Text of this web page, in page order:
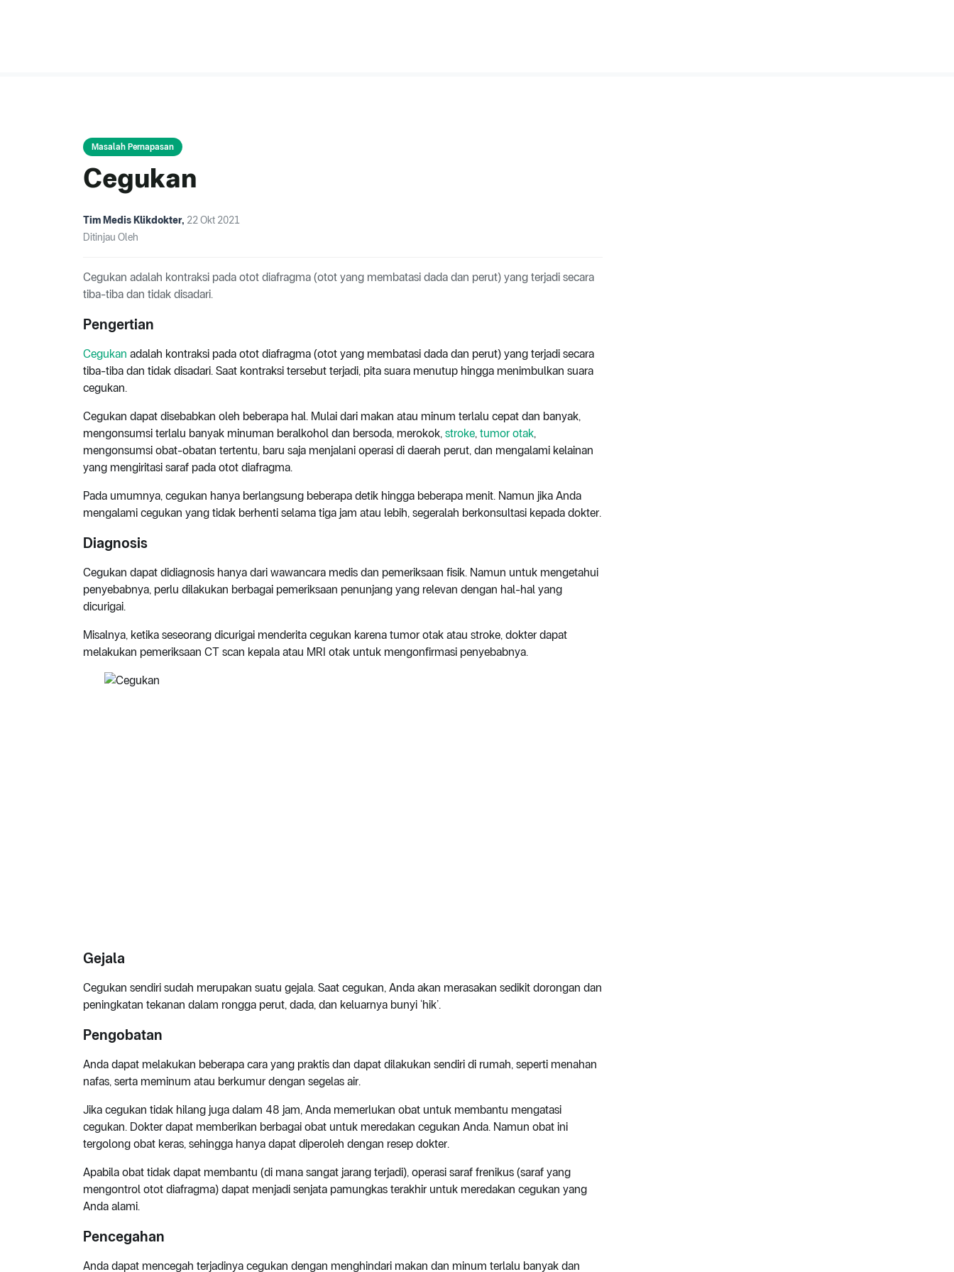
Masalah Pernapasan
Cegukan
Tim Medis Klikdokter, 22 Okt 2021
Ditinjau Oleh
Cegukan adalah kontraksi pada otot diafragma (otot yang membatasi dada dan perut) yang terjadi secara
tiba-tiba dan tidak disadari.
Pengertian
Cegukan adalah kontraksi pada otot diafragma (otot yang membatasi dada dan perut) yang terjadi secara
tiba-tiba dan tidak disadari. Saat kontraksi tersebut terjadi, pita suara menutup hingga menimbulkan suara
cegukan.
Cegukan dapat disebabkan oleh beberapa hal. Mulai dari makan atau minum terlalu cepat dan banyak,
mengonsumsi terlalu banyak minuman beralkohol dan bersoda, merokok, stroke, tumor otak,
mengonsumsi obat-obatan tertentu, baru saja menjalani operasi di daerah perut, dan mengalami kelainan
yang mengiritasi saraf pada otot diafragma.
Pada umumnya, cegukan hanya berlangsung beberapa detik hingga beberapa menit. Namun jika Anda
mengalami cegukan yang tidak berhenti selama tiga jam atau lebih, segeralah berkonsultasi kepada dokter.
Diagnosis
Cegukan dapat didiagnosis hanya dari wawancara medis dan pemeriksaan fisik. Namun untuk mengetahui
penyebabnya, perlu dilakukan berbagai pemeriksaan penunjang yang relevan dengan hal-hal yang
dicurigai.
Misalnya, ketika seseorang dicurigai menderita cegukan karena tumor otak atau stroke, dokter dapat
melakukan pemeriksaan CT scan kepala atau MRI otak untuk mengonfirmasi penyebabnya.
Gejala
Cegukan sendiri sudah merupakan suatu gejala. Saat cegukan, Anda akan merasakan sedikit dorongan dan
peningkatan tekanan dalam rongga perut, dada, dan keluarnya bunyi ‘hik’.
Pengobatan
Anda dapat melakukan beberapa cara yang praktis dan dapat dilakukan sendiri di rumah, seperti menahan
nafas, serta meminum atau berkumur dengan segelas air.
Jika cegukan tidak hilang juga dalam 48 jam, Anda memerlukan obat untuk membantu mengatasi
cegukan. Dokter dapat memberikan berbagai obat untuk meredakan cegukan Anda. Namun obat ini
tergolong obat keras, sehingga hanya dapat diperoleh dengan resep dokter.
Apabila obat tidak dapat membantu (di mana sangat jarang terjadi), operasi saraf frenikus (saraf yang
mengontrol otot diafragma) dapat menjadi senjata pamungkas terakhir untuk meredakan cegukan yang
Anda alami.
Pencegahan
Anda dapat mencegah terjadinya cegukan dengan menghindari makan dan minum terlalu banyak dan